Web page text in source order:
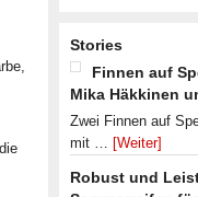
Stories
Finnen auf
Mika Häkkinen
Zwei Finnen auf
mit … [Weiter]
Robust und